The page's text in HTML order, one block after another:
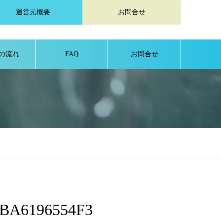
運営元概要 お問合せ
流れ FAQ お問合せ